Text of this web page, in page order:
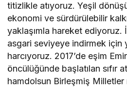
titizlikle atıyoruz. Yeşil
ekonomi ve sürdürülebilir
yaklaşımla hareket ediyoruz.
asgari seviyeye indirmek için
harcıyoruz. 2017’de eşim
öncülüğünde başlatılan sıfır
hamdolsun Birleşmiş